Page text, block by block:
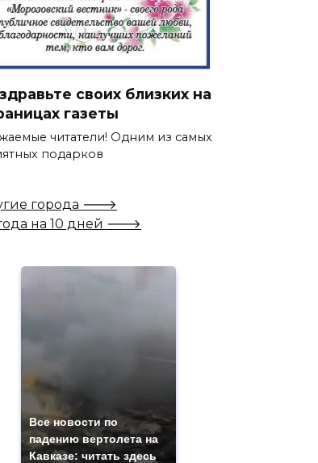
своих близких на
газеты
читатели! Одним из самых
подарков
города 🡒
на 10 дней 🡒
Все новости по
падению вертолета на
Кавказе: читать здесь